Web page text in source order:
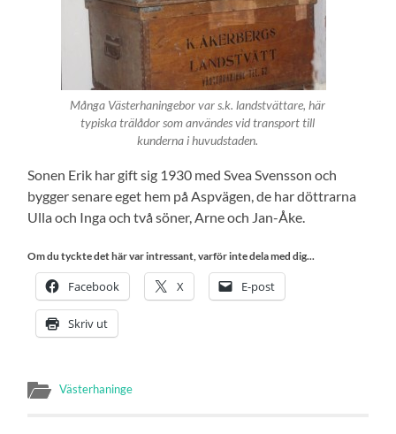
Många Västerhaningebor var s.k. landstvättare, här
typiska trälådor som användes vid transport till
kunderna i huvudstaden.
Sonen Erik har gift sig 1930 med Svea Svensson och
bygger senare eget hem på Aspvägen, de har döttrarna
Ulla och Inga och två söner, Arne och Jan-Åke.
Om du tyckte det här var intressant, varför inte dela med dig...
Facebook X E-post
Skriv ut
Västerhaninge